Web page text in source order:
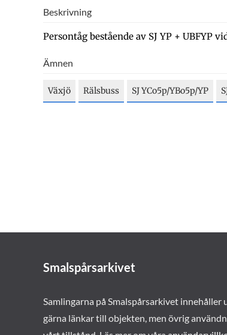
Beskrivning
Persontåg bestående av SJ YP + UBFYP
Ämnen
Växjö Rälsbuss SJ YCo5p/YBo5p/YP
Smalspårsarkivet
Samlingarna på Smalspårsarkivet
gärna länkar till objekten, men övrig